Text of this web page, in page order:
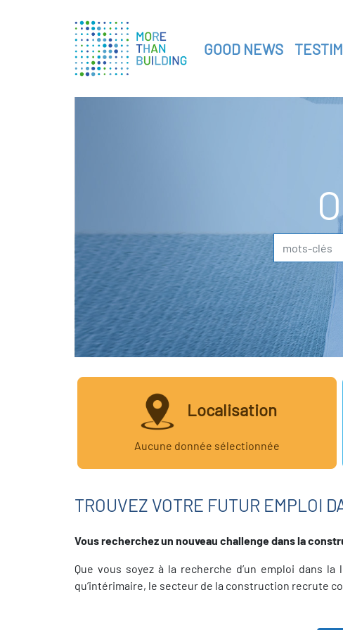
GOOD NEWS
Localisation
Aucune donnée sélectionnée
TROUVEZ VOTRE FUTUR EMPLOI
Vous recherchez un nouveau challenge dans la
Que vous soyez à la recherche d’un emploi dans
qu’intérimaire, le secteur de la construction recrute